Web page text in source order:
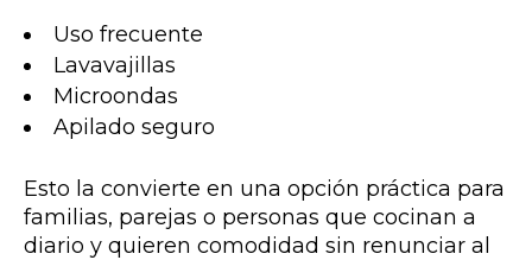
Uso frecuente
Lavavajillas
Microondas
Apilado seguro
Esto la convierte en una opción práctica para
familias, parejas o personas que cocinan a
diario y quieren comodidad sin renunciar al